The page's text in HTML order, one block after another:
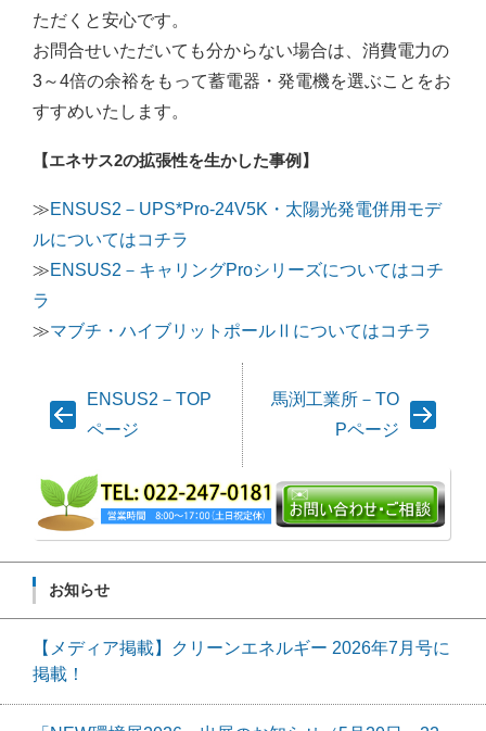
ただくと安心です。
お問合せいただいても分からない場合は、消費電力の
3～4倍の余裕をもって蓄電器・発電機を選ぶことをお
すすめいたします。
【エネサス2の拡張性を生かした事例】
≫ENSUS2－UPS*Pro-24V5K・太陽光発電併用モデ
ルについてはコチラ
≫ENSUS2－キャリングProシリーズについてはコチ
ラ
≫マブチ・ハイブリットポールⅡについてはコチラ
稿
ゲ
ー
シ
ョ
ン
ENSUS2－TOP
ページ
馬渕工業所－TO
Pページ
お知らせ
【メディア掲載】クリーンエネルギー 2026年7月号に
掲載！